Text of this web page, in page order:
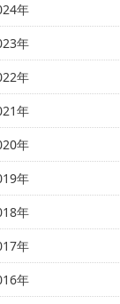
年
年
年
年
年
年
年
年
年